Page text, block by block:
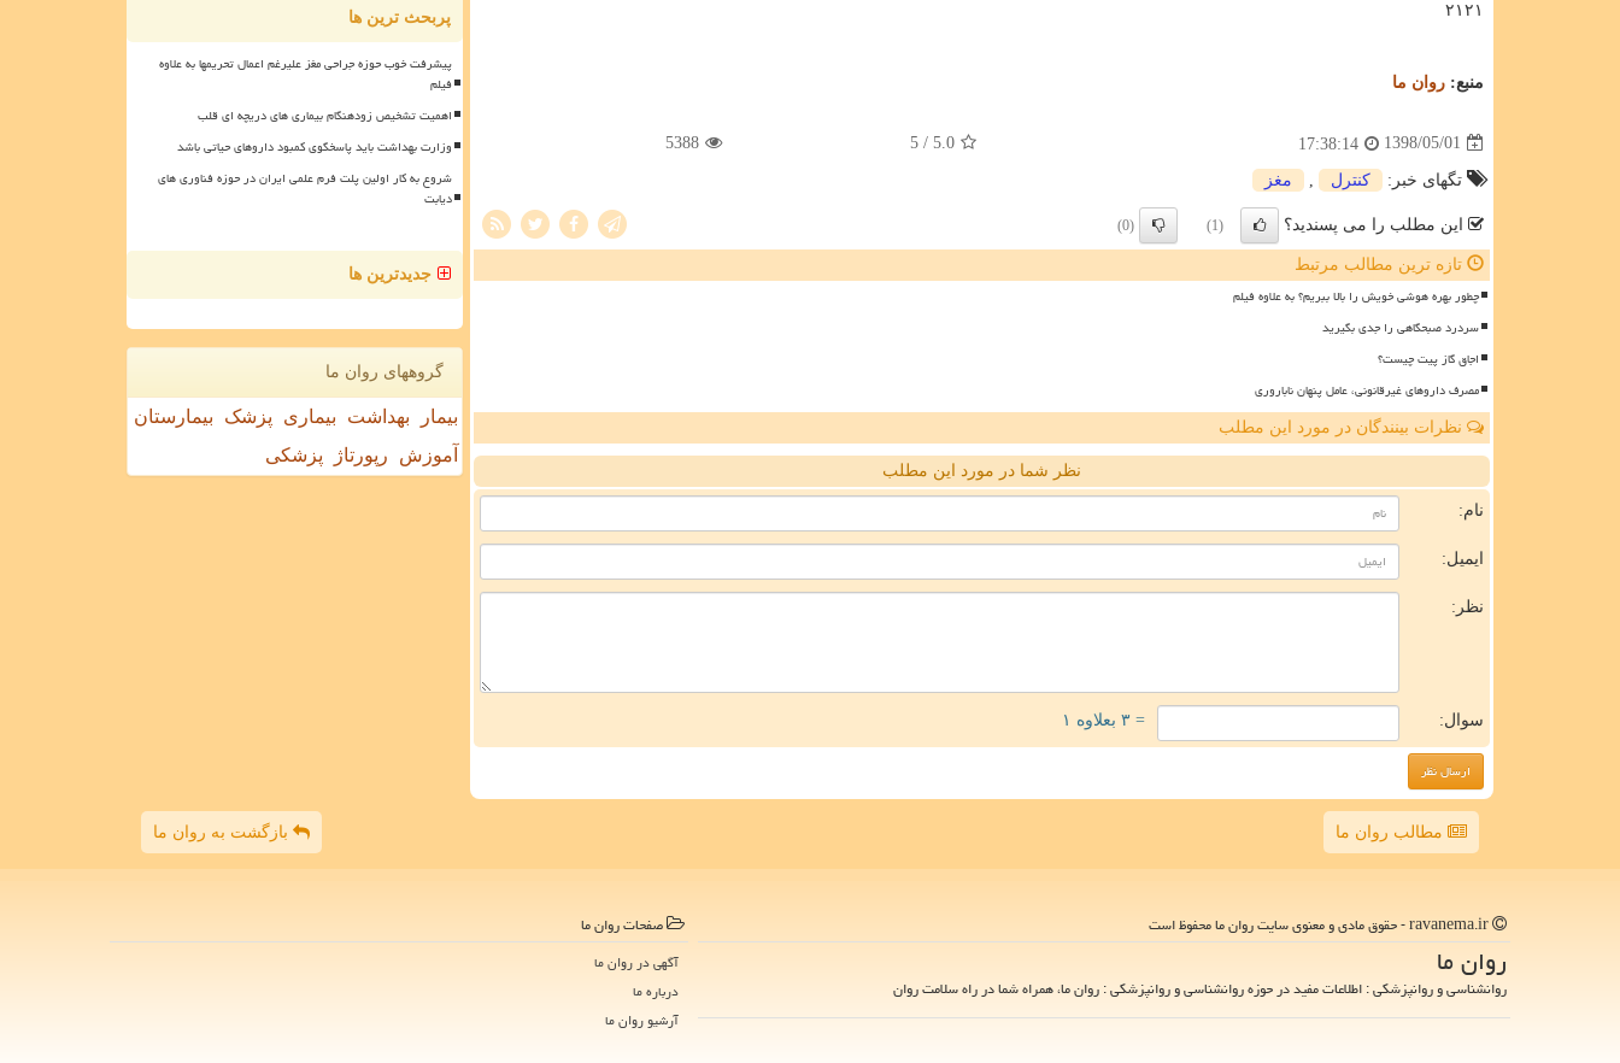
۲۱۲۱
منبع: روان ما
1398/05/01
17:38:14
5.0
/ 5
5388
تگهای خبر: كنترل مغز
این مطلب را می پسندید؟ (1)
(0)
تازه ترین مطالب مرتبط
چطور بهره هوشی خویش را بالا ببریم؟ به علاوه فیلم
سردرد صبحگاهی را جدی بگیرید
اجاق گاز پیت چیست؟
مصرف داروهای غیرقانونی، عامل پنهان ناباروری
نظرات بینندگان در مورد این مطلب
نظر شما در مورد این مطلب
نام:
ایمیل:
نظر:
سوال: = ۳ بعلاوه ۱
پربحث ترین ها
پیشرفت خوب حوزه جراحی مغز علیرغم اعمال تحریمها به علاوه
فیلم
اهمیت تشخیص زودهنگام بیماری های دریچه ای قلب
وزارت بهداشت باید پاسخگوی کمبود داروهای حیاتی باشد
شروع به کار اولین پلت فرم علمی ایران در حوزه فناوری های
دیابت
جدیدترین ها
گروههای روان ما
بیمار بهداشت بیماری پزشک
بیمارستان
آموزش
رپورتاژ پزشکی
مطالب روان ما بازگشت به روان ما
روان ما
روانشناسی و روانپزشکی : اطلاعات مفید در حوزه روانشناسی و روانپزشکی : روان ما، همراه شما در راه سلامت روان
صفحات روان ما
آگهی در روان ما
درباره ما
آرشیو روان ما